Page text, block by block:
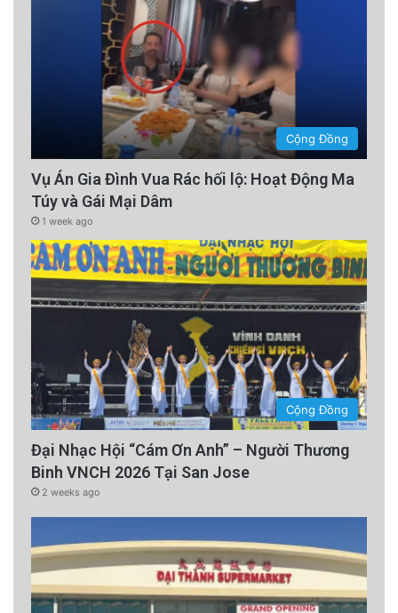
Cộng Đồng
Vụ Án Gia Đình Vua Rác hối lộ: Hoạt Động Ma
Túy và Gái Mại Dâm
1 week ago
Cộng Đồng
Đại Nhạc Hội “Cám Ơn Anh” – Người Thương
Binh VNCH 2026 Tại San Jose
2 weeks ago